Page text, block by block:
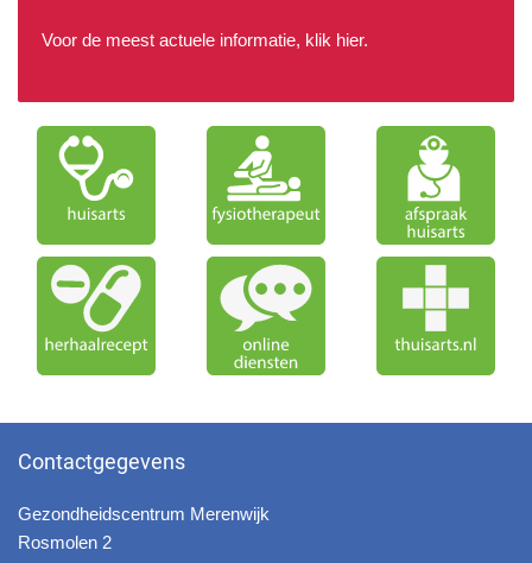
Voor de meest actuele informatie, klik hier.
Contactgegevens
Gezondheidscentrum Merenwijk
Rosmolen 2